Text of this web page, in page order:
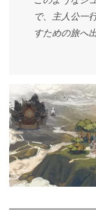
で、主人公一
すための旅へ